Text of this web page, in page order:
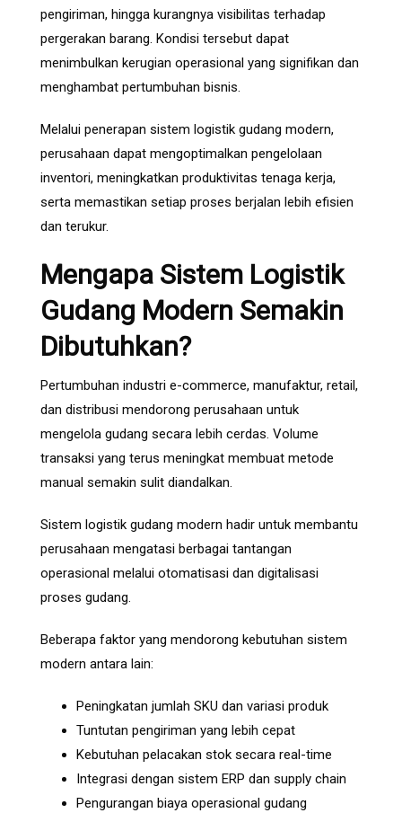
pengiriman, hingga kurangnya visibilitas terhadap
pergerakan barang. Kondisi tersebut dapat
menimbulkan kerugian operasional yang signifikan dan
menghambat pertumbuhan bisnis.
Melalui penerapan sistem logistik gudang modern,
perusahaan dapat mengoptimalkan pengelolaan
inventori, meningkatkan produktivitas tenaga kerja,
serta memastikan setiap proses berjalan lebih efisien
dan terukur.
Mengapa Sistem Logistik
Gudang Modern Semakin
Dibutuhkan?
Pertumbuhan industri e-commerce, manufaktur, retail,
dan distribusi mendorong perusahaan untuk
mengelola gudang secara lebih cerdas. Volume
transaksi yang terus meningkat membuat metode
manual semakin sulit diandalkan.
Sistem logistik gudang modern hadir untuk membantu
perusahaan mengatasi berbagai tantangan
operasional melalui otomatisasi dan digitalisasi
proses gudang.
Beberapa faktor yang mendorong kebutuhan sistem
modern antara lain:
Peningkatan jumlah SKU dan variasi produk
Tuntutan pengiriman yang lebih cepat
Kebutuhan pelacakan stok secara real-time
Integrasi dengan sistem ERP dan supply chain
Pengurangan biaya operasional gudang